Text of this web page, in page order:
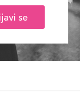
se